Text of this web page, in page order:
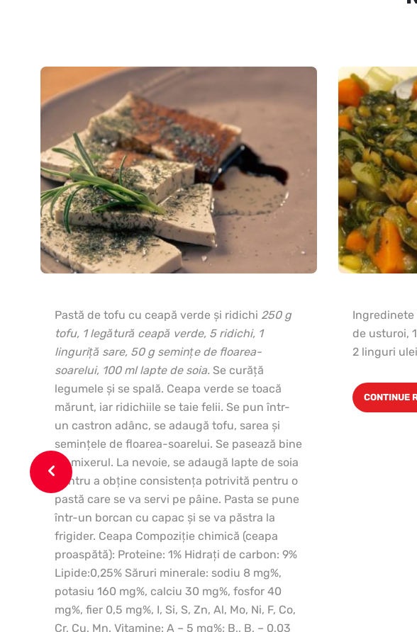
Pastă de tofu cu ceapă verde şi ridichi 250 g
tofu, 1 legătură ceapă verde, 5 ridichi, 1
linguriţă sare, 50 g seminţe de floarea-
soarelui, 100 ml lapte de soia. Se curăţă
legumele şi se spală. Ceapa verde se toacă
mărunt, iar ridichiile se taie felii. Se pun într-
un castron adânc, se adaugă tofu, sarea şi
seminţele de floarea-soarelui. Se pasează bine
cu mixerul. La nevoie, se adaugă lapte de soia
pentru a obţine consistenţa potrivită pentru o
pastă care se va servi pe pâine. Pasta se pune
într-un borcan cu capac şi se va păstra la
frigider. Ceapa Compoziţie chimică (ceapa
proaspătă): Proteine: 1% Hidraţi de carbon: 9%
Lipide:0,25% Săruri minerale: sodiu 8 mg%,
potasiu 160 mg%, calciu 30 mg%, fosfor 40
mg%, fier 0,5 mg%, I, Si, S, Zn, Al, Mo, Ni, F, Co,
Cr, Cu, Mn. Vitamine: A – 5 mg%; B,, B, – 0,03
Ingredinete
de usturoi,
2 linguri
CONTINUE